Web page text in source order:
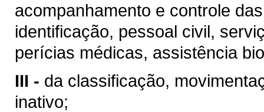
acompanhamento e controle
identificação, pessoal civil,
perícias médicas, assistência
III - da classificação,
inativo;